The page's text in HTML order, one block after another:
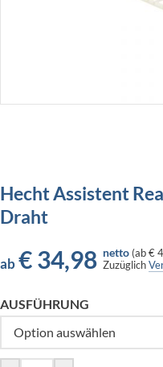
Hecht Assistent
Draht
ab €34,98 netto (ab€
Zuzüglich
AUSFÜHRUNG